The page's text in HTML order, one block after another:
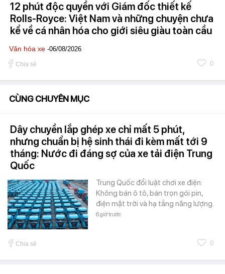
12 phút độc quyền với Giám đốc thiết kế
Rolls-Royce: Việt Nam và những chuyện chưa
kể về cá nhân hóa cho giới siêu giàu toàn cầu
Văn hóa xe -06/08/2026
Chia sẻ 0
CÙNG CHUYÊN MỤC
Dây chuyền lắp ghép xe chỉ mất 5 phút,
nhưng chuẩn bị hệ sinh thái đi kèm mất tới 9
tháng: Nước đi đáng sợ của xe tải điện Trung
Quốc
Trung Quốc đổi luật chơi xe điện:
Không bán ô tô, bán trọn gói pin,
điện mặt trời và hạ tầng năng lượng.
6 giờ trước
Chia sẻ 0